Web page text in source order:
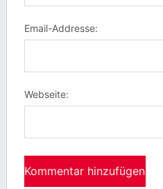
Email-Addresse:
Webseite: